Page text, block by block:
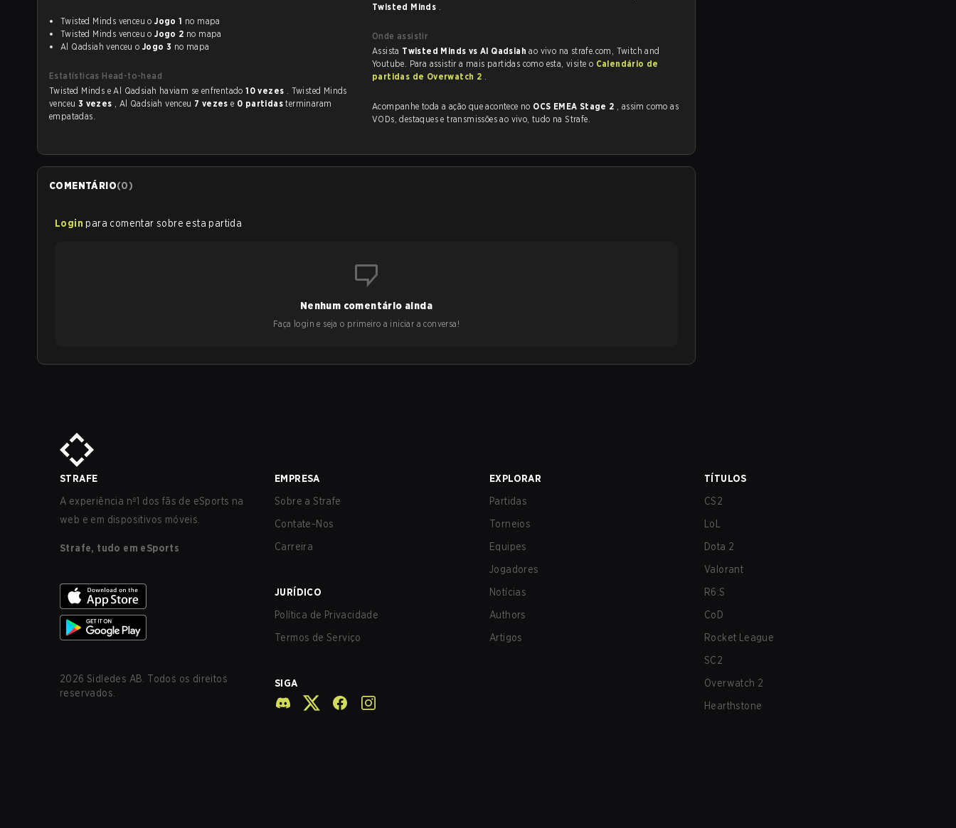
Twisted Minds venceu oJogo 1 no mapa
Twisted Minds venceu oJogo 2 no mapa
Al Qadsiah venceu o Jogo 3 no mapa
Estatísticas Head-to-head
Twisted Minds e Al Qadsiah haviam se enfrentado10 vezes . Twisted Minds
venceu 3 vezes , Al Qadsiah venceu 7 vezese 0 partidasterminaram
empatadas.
Twisted Minds .
Onde assistir
Assista Twisted Minds vs Al Qadsiahao vivo na strafe.com, Twitch and
Youtube. Para assistir a mais partidas como esta, visite o Calendário de
partidas de Overwatch 2 .
Acompanhe toda a ação que acontece no OCS EMEA Stage 2 , assim como as
VODs, destaques e transmissões ao vivo, tudo na Strafe.
COMENTÁRIO(0)
Login para comentar sobre esta partida
Nenhum comentário ainda
Faça login e seja o primeiro a iniciar a conversa!
STRAFE
A experiência nº1 dos fãs de eSports na
web e em dispositivos móveis.
Strafe, tudo em eSports
2026 Sidledes AB. Todos os direitos
reservados.
EMPRESA
Sobre a Strafe
Contate-Nos
Carreira
JURÍDICO
Política de Privacidade
Termos de Serviço
SIGA
EXPLORAR
Partidas
Torneios
Equipes
Jogadores
Notícias
Authors
Artigos
TÍTULOS
CS2
LoL
Dota 2
Valorant
R6:S
CoD
Rocket League
SC2
Overwatch 2
Hearthstone